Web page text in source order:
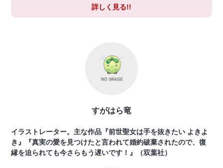
詳しく見る!!
すがはら竜
イラストレーター。主な作品『前世聖女は手を抜きたい よきよ
き』『真実の愛を見つけたと言われて婚約破棄されたので、復
縁を迫られても今さらもう遅いです！』（双葉社）